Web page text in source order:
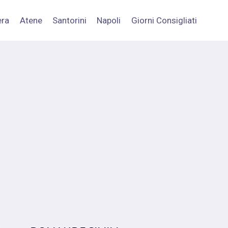
Atene Santorini Napoli Giorni Consigliati